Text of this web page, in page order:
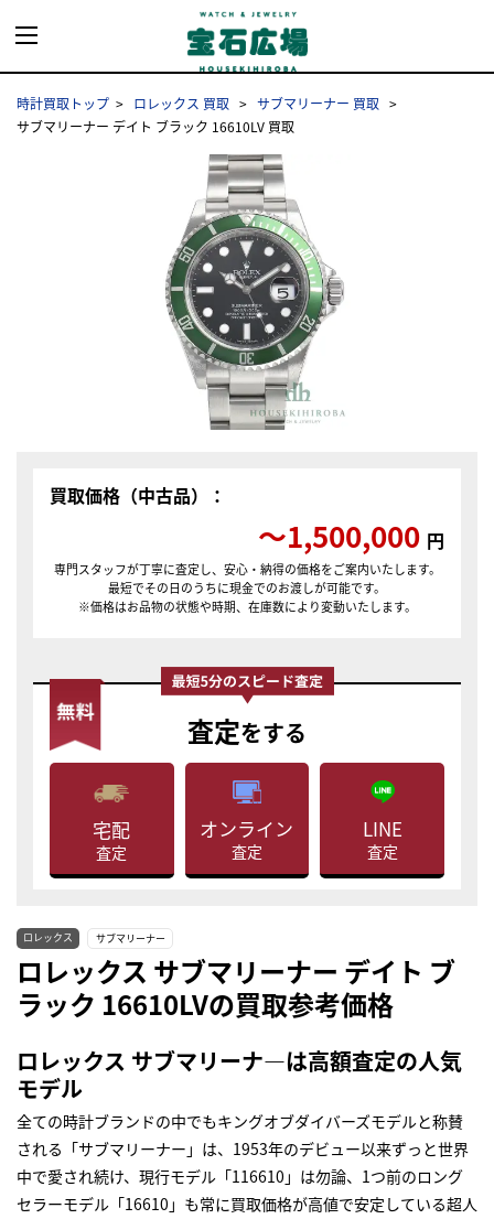
時計買取トップ ロレックス 買取
サブマリーナー 買取
サブマリーナー デイト ブラック 16610LV 買取
買取価格（中古品）：
〜1,500,000 円
専門スタッフが丁寧に査定し、安心・納得の価格をご案内いたします。
最短でその日のうちに現金でのお渡しが可能です。
※価格はお品物の状態や時期、在庫数により変動いたします。
査定をする
宅配
査定
オンライン
査定
LINE
査定
ロレックス サブマリーナー
ロレックス サブマリーナー デイト ブ
ラック 16610LVの買取参考価格
ロレックス サブマリーナ―は高額査定の人気
モデル
全ての時計ブランドの中でもキングオブダイバーズモデルと称賛
される「サブマリーナー」は、1953年のデビュー以来ずっと世界
中で愛され続け、現行モデル「116610」は勿論、1つ前のロング
セラーモデル「16610」も常に買取価格が高値で安定している超人